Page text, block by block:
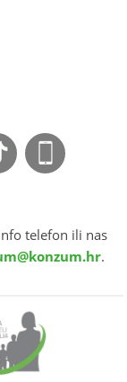
telefon ili nas
.